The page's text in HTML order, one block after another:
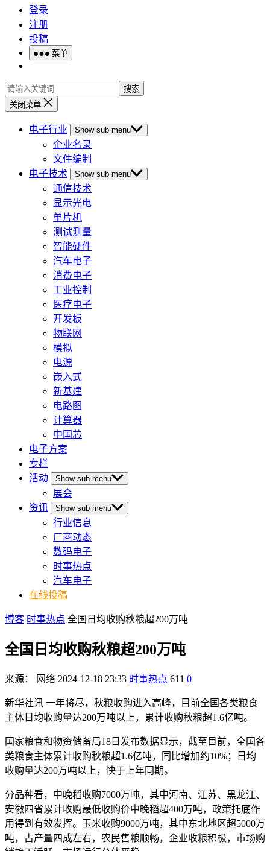
登录
注册
投稿
菜单
搜索
关闭菜单
电子行业 Show sub menu
企业名录
文件编制
电子技术
Show sub menu
通信技术
显示光电
单片机
测试测量
智能硬件
汽车电子
消费电子
工业控制
医疗电子
开发板
物联网
模拟
电源
嵌入式
新基建
电路图
计算器
中国芯
电子方案
专栏
活动
Show sub menu
展会
资讯
Show sub menu
行业信息
厂商动态
数码电子
时事热点
汽车电子
在线投稿
博客 时事热点 全国日均收购秋粮超200万吨
全国日均收购秋粮超200万吨
来源： 网络 2024-12-18 23:33 时事热点 611 0
新华社讯 一年将尽，秋粮收购进入高峰，目前全国各类粮食
主体日均收购量达200万吨以上，累计收购秋粮超1.6亿吨。
国家粮食和物资储备局18日发布数据显示，截至目前，全国各
类粮食主体累计收购秋粮超1.6亿吨，同比增加约10%；日均
收购量达200万吨以上，快于上年同期。
分品种看，中晚稻收购7000万吨，其中河南、江苏、黑龙江、
安徽四省累计收购最低收购价中晚稻超400万吨，政策托底作
用得到有效发挥。玉米收购9000万吨，其中东北地区超5000万
吨，占产量四成左右，农民售粮顺畅，企业收粮积极，市场购